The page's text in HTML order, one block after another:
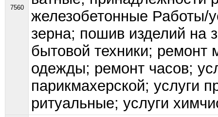
7560
железобетонные Работы/
зерна; пошив изделий на
бытовой техники; ремонт
одежды; ремонт часов;
парикмахерской; услуги
ритуальные; услуги